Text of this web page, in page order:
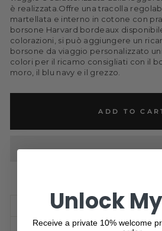
è realizzata.Offre una tracolla
martellata e interno in cotone con
borsone Harvard bordeaux
colorazioni, si può aggiungere un
borsone da viaggio personalizzato
colori per il ricamo consigliati con il
moro, il blu navy e il grezzo.
ADD TO
VIEW FULL
DETAILS &
Unlock
Receive a private 10% welcome